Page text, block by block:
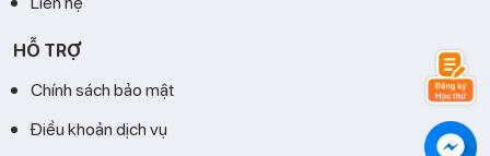
HỖ TRỢ
Chính sách bảo mật
Điều khoản dịch vụ